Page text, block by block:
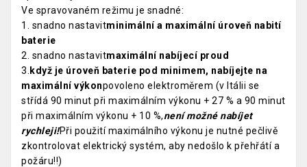
Ve spravovaném režimu je snadné:
1. snadno nastavitminimální a maximální úroveň nabití
baterie
2. snadno nastavitmaximální nabíjecí proud
3. když je úroveň baterie pod minimem, nabíjejte na
maximální výkonpovoleno elektroměrem (v Itálii se
střídá 90 minut při maximálním výkonu + 27 % a 90 minut
při maximálním výkonu + 10 %,není možné nabíjet
rychleji!Při použití maximálního výkonu je nutné pečlivě
zkontrolovat elektrický systém, aby nedošlo k přehřátí a
požáru!!)